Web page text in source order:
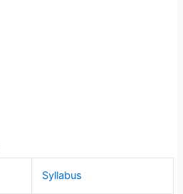
Syllabus